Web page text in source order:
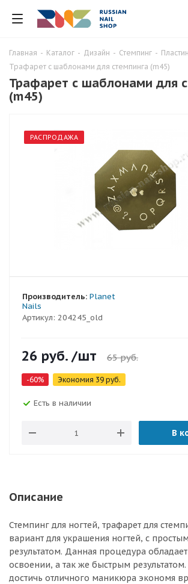
Главная - Каталог - Дизайн - Стемпинг -
Трафарет с шаблонами для стемпинга (m45)
Трафарет с шаблонами для
(m45)
РАСПРОДАЖА
Артикул: 204245_old
Производитель: Planet
Nails
26 руб. /шт 65руб.
-60% Экономия 39 руб.
Есть в наличии
В
Описание
Стемпинг для ногтей, трафарет для
вариант для украшения ногтей, с
результатом. Данная процедура
освоении, а так же быстрым результатом.
достичь отличного маникюра экономя